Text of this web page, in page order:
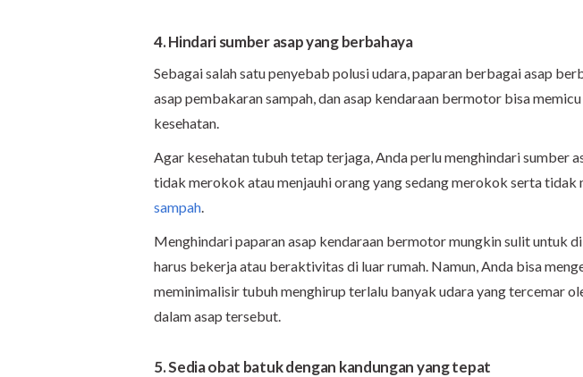
4. Hindari sumber asap yang berbahaya
Sebagai salah satu penyebab polusi udara, paparan berbagai asap
asap pembakaran sampah, dan asap kendaraan bermotor bisa
kesehatan.
Agar kesehatan tubuh tetap terjaga, Anda perlu menghindari sumber
tidak merokok atau menjauhi orang yang sedang merokok serta tidak
sampah.
Menghindari paparan asap kendaraan bermotor mungkin sulit untuk
harus bekerja atau beraktivitas di luar rumah. Namun, Anda bisa
meminimalisir tubuh menghirup terlalu banyak udara yang tercemar
dalam asap tersebut.
5. Sedia obat batuk dengan kandungan yang tepat